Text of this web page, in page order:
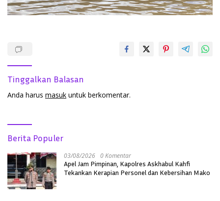
Tinggalkan Balasan
Anda harus masuk untuk berkomentar.
Berita Populer
03/08/2026 0 Komentar
Apel Jam Pimpinan, Kapolres Askhabul Kahfi
Tekankan Kerapian Personel dan Kebersihan Mako